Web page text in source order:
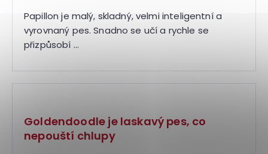
Papillon je malý, skladný, velmi inteligentní a
vyrovnaný pes. Snadno se učí a rychle se
přizpůsobí ...
Goldendoodle je laskavý pes, co
nepouští chlupy